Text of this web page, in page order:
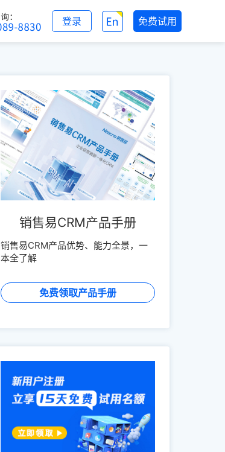
免费试用
登录
销售易CRM产品手册
销售易CRM产品优势、能力全景，一
本全了解
免费领取产品手册